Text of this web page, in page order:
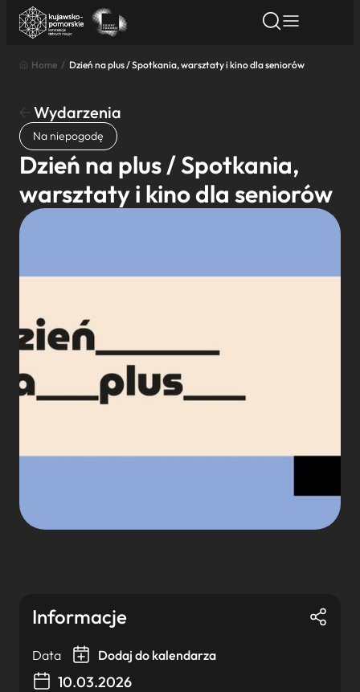
Znajdź atrakcję
Nazwa atrakcji
Miasto
Home / Dzień na plus / Spotkania, warsztaty i kino dla seniorów
Wydarzenia
Na niepogodę
Dzień na plus / Spotkania,
warsztaty i kino dla seniorów
Informacje
Data Dodaj do kalendarza
10.03.2026